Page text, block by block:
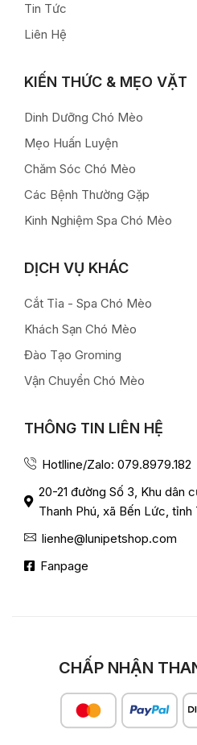
Tin Tức
Liên Hệ
KIẾN THỨC & MẸO VẶT
Dinh Dưỡng Chó Mèo
Mẹo Huấn Luyện
Chăm Sóc Chó Mèo
Các Bệnh Thường Gặp
Kinh Nghiệm Spa Chó Mèo
DỊCH VỤ KHÁC
Cắt Tỉa - Spa Chó Mèo
Khách Sạn Chó Mèo
Đào Tạo Groming
Vận Chuyển Chó Mèo
THÔNG TIN LIÊN HỆ
Hotlline/Zalo: 079.8979.182
20-21 đường Số 3, Khu dân
Thanh Phú, xã Bến Lức, tỉnh
lienhe@lunipetshop.com
Fanpage
CHẤP NHẬN